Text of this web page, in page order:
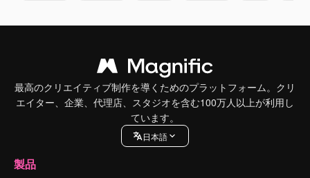
最高のクリエイティブ制作を導くためのプラットフォーム。クリ
エイター、企業、代理店、スタジオを含む100万人以上が利用し
ています。
日本語
製品